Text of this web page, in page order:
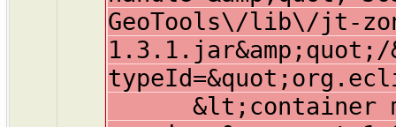
GeoTools\/lib\/jt-
1.3.1.jar&amp;quot;/
&lt;container